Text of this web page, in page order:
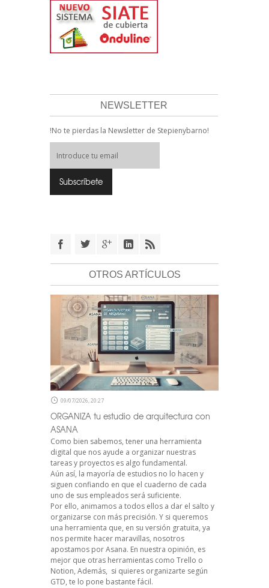
NEWSLETTER
!No te pierdas la Newsletter de Stepienybarno!
OTROS ARTÍCULOS
09/07/2026, 20:27
ORGANIZA tu estudio de arquitectura con
ASANA
Como bien sabemos, tener una herramienta
digital que nos ayude a organizar nuestras
tareas y proyectos es algo fundamental.
Aún así, la mayoría de estudios no lo hacen y
siguen confiando en que el cuaderno de cada
uno de sus empleados será suficiente.
Por ello, animamos a todos ellos a dar el salto y
organizarse con más precisión. Y si queremos
una herramienta que, en su versión gratuita, ya
nos permite hacer maravillas, nosotros
apostamos por Asana. En nuestra opinión, es
mejor que otras herramientas como Trello o
Notion, Además, si quieres organizarte según
GTD, te lo pone bastante fácil.